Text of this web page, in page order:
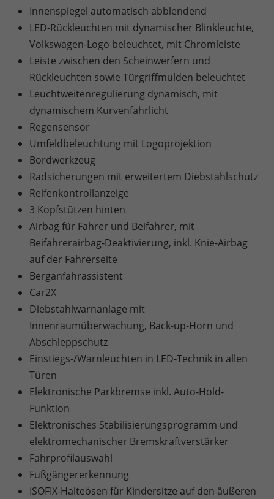
Innenspiegel automatisch abblendend
LED-Rückleuchten mit dynamischer Blinkleuchte,
Volkswagen-Logo beleuchtet, mit Chromleiste
Leiste zwischen den Scheinwerfern und
Rückleuchten sowie Türgriffmulden beleuchtet
Leuchtweitenregulierung dynamisch, mit
dynamischem Kurvenfahrlicht
Regensensor
Umfeldbeleuchtung mit Logoprojektion
Bordwerkzeug
Radsicherungen mit erweitertem Diebstahlschutz
Reifenkontrollanzeige
3 Kopfstützen hinten
Airbag für Fahrer und Beifahrer, mit
Beifahrerairbag-Deaktivierung, inkl. Knie-Airbag
auf der Fahrerseite
Berganfahrassistent
Car2X
Diebstahlwarnanlage mit
Innenraumüberwachung, Back-up-Horn und
Abschleppschutz
Einstiegs-/Warnleuchten in LED-Technik in allen
Türen
Elektronische Parkbremse inkl. Auto-Hold-
Funktion
Elektronisches Stabilisierungsprogramm und
elektromechanischer Bremskraftverstärker
Fahrprofilauswahl
Fußgängererkennung
ISOFIX-Halteösen für Kindersitze auf den äußeren